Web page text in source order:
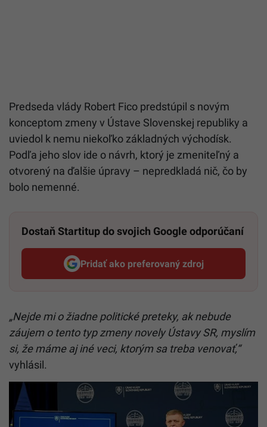
Predseda vlády Robert Fico predstúpil s novým
konceptom zmeny v Ústave Slovenskej republiky a
uviedol k nemu niekoľko základných východísk.
Podľa jeho slov ide o návrh, ktorý je zmeniteľný a
otvorený na ďalšie úpravy – nepredkladá nič, čo by
bolo nemenné.
Dostaň Startitup do svojich Google odporúčaní
Pridať ako preferovaný zdroj
Startitup, odkaz sa otvorí v
„Nejde mi o žiadne politické preteky, ak nebude
záujem o tento typ zmeny novelyÚstavySR, myslím
si, že máme aj iné veci, ktorým sa treba venovať,“
vyhlásil.